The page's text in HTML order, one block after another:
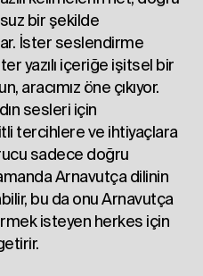
bir şekilde
İster seslendirme
yazılı içeriğe işitsel bir
aracımız öne çıkıyor.
sesleri için
tercihlere ve ihtiyaçlara
sadece doğru
Arnavutça dilinin
bu da onu Arnavutça
isteyen herkes için